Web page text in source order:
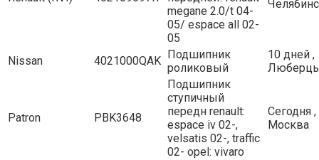
megane 2.0/t 04-
05/ espace all 02-
05
Nissan 4021000QAK Подшипник
роликовый
10 дней ,
Patron PBK3648
Подшипник
ступичный
передн renault:
espace iv 02-,
velsatis 02-, traffic
02- opel: vivaro
Сегодня ,
Москва